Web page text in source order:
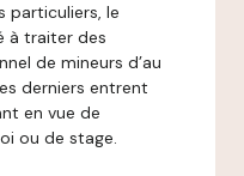
particuliers, le
à traiter des
de mineurs d’au
derniers entrent
en vue de
ou de stage.